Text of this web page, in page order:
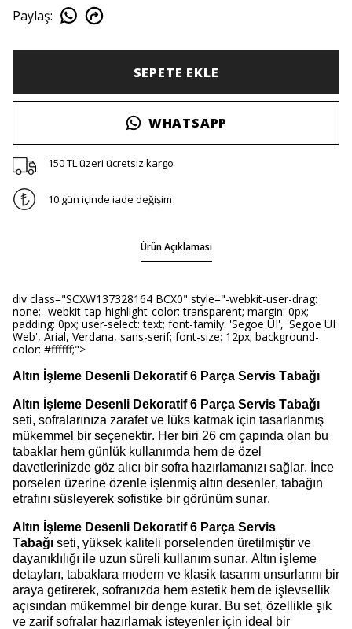
Paylaş:
SEPETE EKLE
WHATSAPP
150 TL üzeri ücretsiz kargo
10 gün içinde iade değişim
Ürün Açıklaması
div class="SCXW137328164 BCX0" style="-webkit-user-drag:
none; -webkit-tap-highlight-color: transparent; margin: 0px;
padding: 0px; user-select: text; font-family: 'Segoe UI', 'Segoe UI
Web', Arial, Verdana, sans-serif; font-size: 12px; background-
color: #ffffff;">
Altın İşleme Desenli Dekoratif 6 Parça Servis Tabağı
Altın İşleme Desenli Dekoratif 6 Parça Servis Tabağı
seti, sofralarınıza zarafet ve lüks katmak için tasarlanmış
mükemmel bir seçenektir. Her biri 26 cm çapında olan bu
tabaklar hem günlük kullanımda hem de özel
davetlerinizde göz alıcı bir sofra hazırlamanızı sağlar. İnce
porselen üzerine özenle işlenmiş altın desenler, tabağın
etrafını süsleyerek sofistike bir görünüm sunar.
Altın İşleme Desenli Dekoratif 6 Parça Servis
Tabağı seti, yüksek kaliteli porselenden üretilmiştir ve
dayanıklılığı ile uzun süreli kullanım sunar. Altın işleme
detayları, tabaklara modern ve klasik tasarım unsurlarını bir
araya getirerek, sofranızda hem estetik hem de işlevsellik
açısından mükemmel bir denge kurar. Bu set, özellikle şık
ve zarif sofralar hazırlamak isteyenler için ideal bir